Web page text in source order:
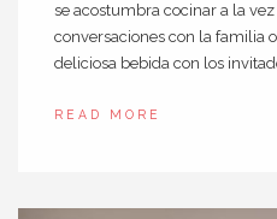
se acostumbra cocinar a la
conversaciones con la familia
deliciosa bebida con los
READ MORE